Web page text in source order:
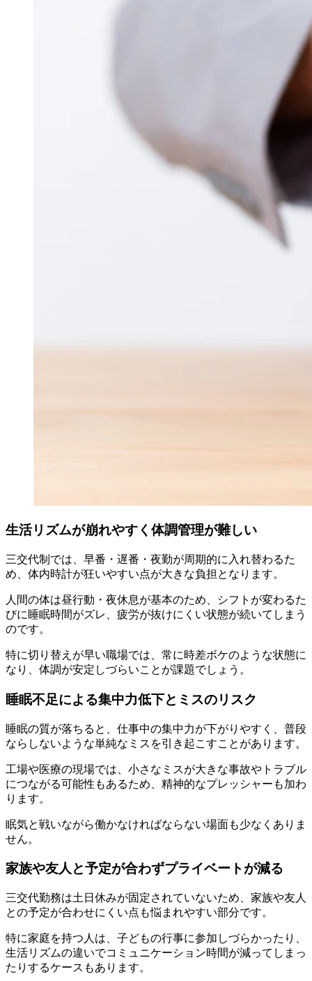
生活リズムが崩れやすく体調管理が難しい
三交代制では、早番・遅番・夜勤が周期的に入れ替わるた
め、体内時計が狂いやすい点が大きな負担となります。
人間の体は昼行動・夜休息が基本のため、シフトが変わるた
びに睡眠時間がズレ、疲労が抜けにくい状態が続いてしまう
のです。
特に切り替えが早い職場では、常に時差ボケのような状態に
なり、体調が安定しづらいことが課題でしょう。
睡眠不足による集中力低下とミスのリスク
睡眠の質が落ちると、仕事中の集中力が下がりやすく、普段
ならしないような単純なミスを引き起こすことがあります。
工場や医療の現場では、小さなミスが大きな事故やトラブル
につながる可能性もあるため、精神的なプレッシャーも加わ
ります。
眠気と戦いながら働かなければならない場面も少なくありま
せん。
家族や友人と予定が合わずプライベートが減る
三交代勤務は土日休みが固定されていないため、家族や友人
との予定が合わせにくい点も悩まれやすい部分です。
特に家庭を持つ人は、子どもの行事に参加しづらかったり、
生活リズムの違いでコミュニケーション時間が減ってしまっ
たりするケースもあります。